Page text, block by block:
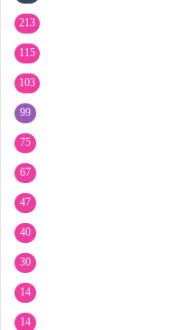
213
115
103
99
75
67
47
40
30
14
14